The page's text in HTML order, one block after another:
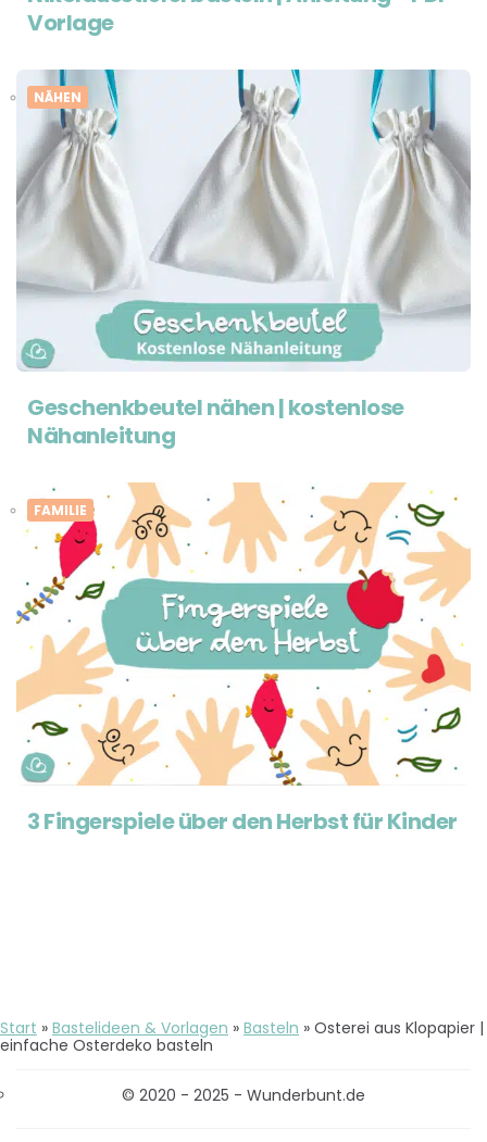
Vorlage
NÄHEN
Geschenkbeutel nähen | kostenlose
Nähanleitung
FAMILIE
3 Fingerspiele über den Herbst für Kinder
Start » Bastelideen & Vorlagen » Basteln » Osterei aus Klopapier |
einfache Osterdeko basteln
© 2020 - 2025 - Wunderbunt.de